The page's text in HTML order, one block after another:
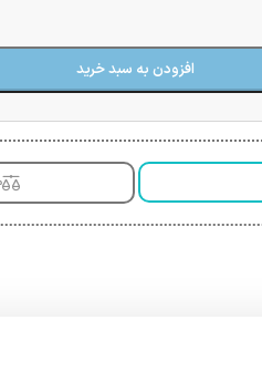
افزودن به سبد خرید